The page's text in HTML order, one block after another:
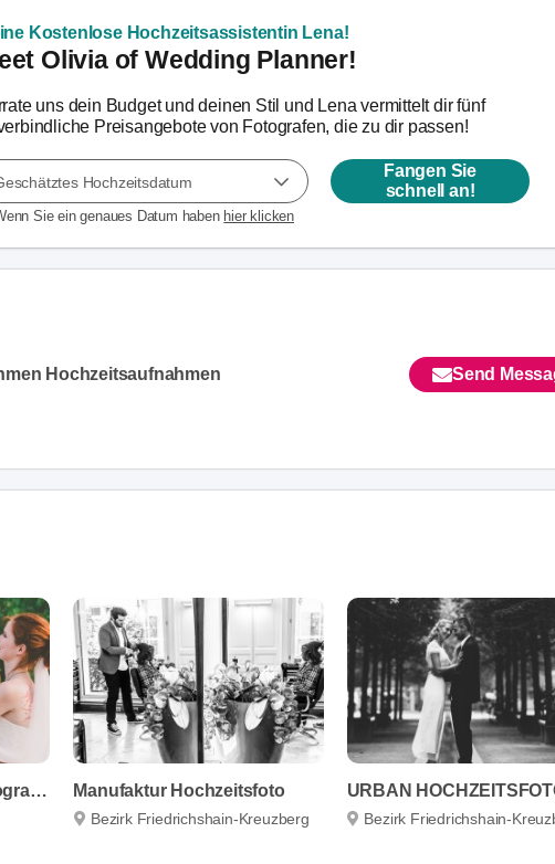
Kostenlose Hochzeitsassistentin Lena!
Olivia of Wedding Planner!
uns dein Budget und deinen Stil und Lena vermittelt dir fünf
Preisangebote von Fotografen, die zu dir passen!
Hochzeitsdatum
Sie ein genaues Datum haben hier klicken
Fangen Sie
schnell an!
Hochzeitsaufnahmen Send
Christian Manthey Photography Manufaktur Hochzeitsfoto
Bezirk Friedrichshain-Kreuzberg Bezirk Friedrichshain-